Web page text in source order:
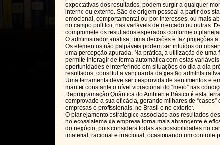
expectativas dos resultados, podem surgir a qualquer
interno ou externo. São de origem pessoal a partir dos
emocional, comportamental ou por interesses, ou mais
no campo político, nas variáveis de mercado ou outras.
compromete os resultados esperados conforme o
O administrador analisa, toma decisões e faz projeções
Os elementos não palpáveis podem ser intuídos ou
uma percepção apurada. Na prática, a utilização de uma
permite interagir de forma automática com estas
oportunidades e interferindo em situações do dia a dia
resultados, constitui a vanguarda da gestão
Uma ferramenta deve ser desprovida de sentimentos e
manter constante o nível vibracional do “meio” nas
Reprogramação Quântica do Ambiente Básico é esta
comprovado a sua eficácia, gerando milhares de “cases”
empresas e profissionais, no Brasil e no exterior.
O planejamento estratégico associado aos resultados
no ecossistema da empresa torna mais abrangente e
do negócio, pois considera todas as possibilidades no
imaterial, racional e irracional, ocasionando um controle